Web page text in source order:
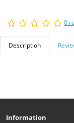
0
Description
Information